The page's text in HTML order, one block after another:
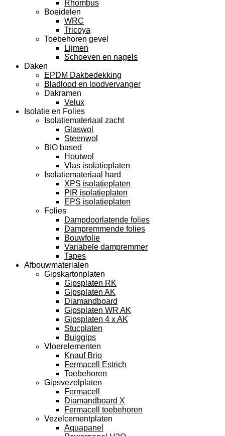
Rhombus
Boeidelen
WRC
Tricoya
Toebehoren gevel
Lijmen
Schoeven en nagels
Daken
EPDM Dakbedekking
Bladlood en loodvervanger
Dakramen
Velux
Isolatie en Folies
Isolatiemateriaal zacht
Glaswol
Steenwol
BIO based
Houtwol
Vlas isolatieplaten
Isolatiemateriaal hard
XPS isolatieplaten
PIR isolatieplaten
EPS isolatieplaten
Folies
Dampdoorlatende folies
Dampremmende folies
Bouwfolie
Variabele dampremmer
Tapes
Afbouwmaterialen
Gipskartonplaten
Gipsplaten RK
Gipsplaten AK
Diamandboard
Gipsplaten WR AK
Gipsplaten 4 x AK
Stucplaten
Buiggips
Vloerelementen
Knauf Brio
Fermacell Estrich
Toebehoren
Gipsvezelplaten
Fermacell
Diamandboard X
Fermacell toebehoren
Vezelcementplaten
Aquapanel